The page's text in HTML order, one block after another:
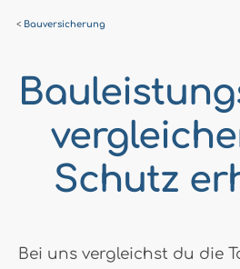
Bauversicherung
Schutz
Bei uns vergleichst du die